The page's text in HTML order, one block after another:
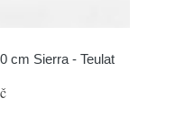
cm Sierra - Teulat